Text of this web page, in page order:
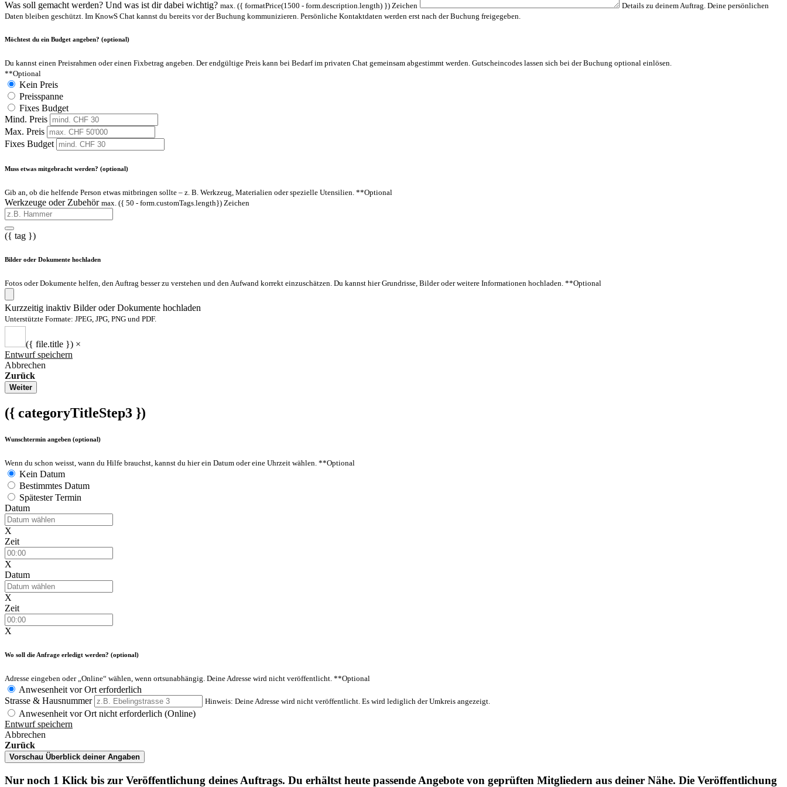
Was soll gemacht werden? Und was ist dir dabei wichtig? max. ({ formatPrice(1500 - form.description.length) }) Zeichen Details zu deinem Auftrag. Deine persönlichen
Daten bleiben geschützt. Im KnowS Chat kannst du bereits vor der Buchung kommunizieren. Persönliche Kontaktdaten werden erst nach der Buchung freigegeben.
Möchtest du ein Budget angeben? (optional)
Du kannst einen Preisrahmen oder einen Fixbetrag angeben. Der endgültige Preis kann bei Bedarf im privaten Chat gemeinsam abgestimmt werden. Gutscheincodes lassen sich bei der Buchung optional einlösen.
**Optional
Kein Preis
Preisspanne
Fixes Budget
Mind. Preis
Max. Preis
Fixes Budget
Muss etwas mitgebracht werden? (optional)
Gib an, ob die helfende Person etwas mitbringen sollte – z. B. Werkzeug, Materialien oder spezielle Utensilien. **Optional
Werkzeuge oder Zubehör max. ({ 50 - form.customTags.length}) Zeichen
({ tag })
Bilder oder Dokumente hochladen
Fotos oder Dokumente helfen, den Auftrag besser zu verstehen und den Aufwand korrekt einzuschätzen. Du kannst hier Grundrisse, Bilder oder weitere Informationen hochladen. **Optional
Kurzzeitig inaktiv Bilder oder Dokumente hochladen
Unterstützte Formate: JPEG, JPG, PNG und PDF.
({ file.title }) ×
Entwurf speichern
Abbrechen
Zurück
Weiter
({ categoryTitleStep3 })
Wunschtermin angeben (optional)
Wenn du schon weisst, wann du Hilfe brauchst, kannst du hier ein Datum oder eine Uhrzeit wählen. **Optional
Kein Datum
Bestimmtes Datum
Spätester Termin
Datum
X
Zeit
X
Datum
X
Zeit
X
Wo soll die Anfrage erledigt werden? (optional)
Adresse eingeben oder „Online“ wählen, wenn ortsunabhängig. Deine Adresse wird nicht veröffentlicht. **Optional
Anwesenheit vor Ort erforderlich
Strasse & Hausnummer
Hinweis: Deine Adresse wird nicht veröffentlicht. Es wird lediglich der Umkreis angezeigt.
Anwesenheit vor Ort nicht erforderlich (Online)
Entwurf speichern
Abbrechen
Zurück
Vorschau Überblick deiner Angaben
Nur noch 1 Klick bis zur Veröffentlichung deines Auftrags. Du erhältst heute passende Angebote von geprüften Mitgliedern aus deiner Nähe. Die Veröffentlichung